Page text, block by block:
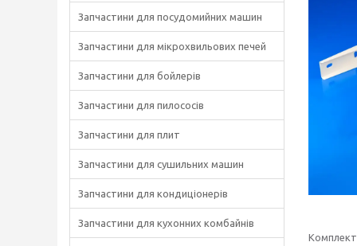
Комплект
Запчастини для посудомийних машин
Запчастини для мікрохвильових печей
Запчастини для бойлерів
Запчастини для пилососів
Запчастини для плит
Запчастини для сушильних машин
Запчастини для кондиціонерів
Запчастини для кухонних комбайнів